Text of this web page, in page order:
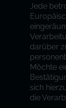
Jede
darüber
Möchte
sich
die